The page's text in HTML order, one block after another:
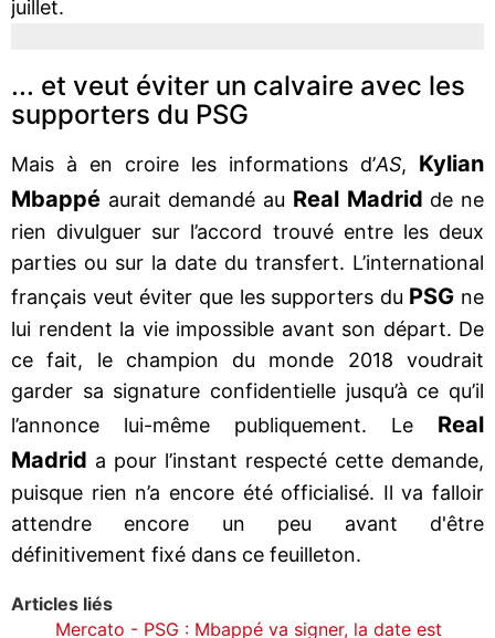
juillet.
... et veut éviter un calvaire avec les
supporters du PSG
Mais à en croire les informations d’AS, Kylian
Mbappé aurait demandé au Real Madrid de ne
rien divulguer sur l’accord trouvé entre les deux
parties ou sur la date du transfert. L’international
français veut éviter que les supporters du PSG ne
lui rendent la vie impossible avant son départ. De
ce fait, le champion du monde 2018 voudrait
garder sa signature confidentielle jusqu’à ce qu’il
l’annonce lui-même publiquement. Le Real
Madrid a pour l’instant respecté cette demande,
puisque rien n’a encore été officialisé. Il va falloir
attendre encore un peu avant d'être
définitivement fixé dans ce feuilleton.
Articles liés
Mercato - PSG : Mbappé va signer, la date est